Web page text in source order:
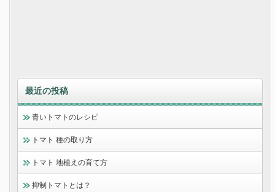
最近の投稿
青いトマトのレシピ
トマト 種の取り方
トマト 地植えの育て方
抑制トマトとは？